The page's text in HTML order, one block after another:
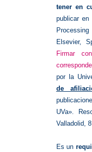
tener en
publicar
Elsevier,
Firmar
por la
de
UVa».
Valladolid,
Es un